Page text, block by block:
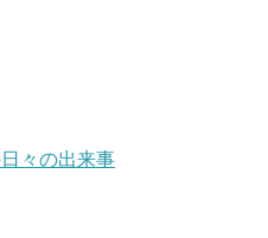
々の出来事